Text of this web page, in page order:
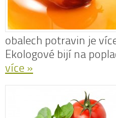
obalech potravin je
Ekologové bijí na
více »